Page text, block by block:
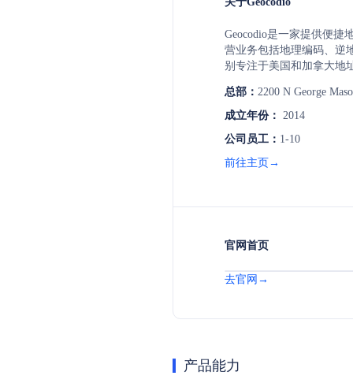
Geocodio是一家提供便捷
营业务包括地理编码、逆
别专注于美国和加拿大地
添加FIPS代码、时区、国
活的数据使用条款。
总部： 2200 N George
成立年份： 2014
公司员工： 1-10
前往主页→
官网首页
去官网→
产品能力